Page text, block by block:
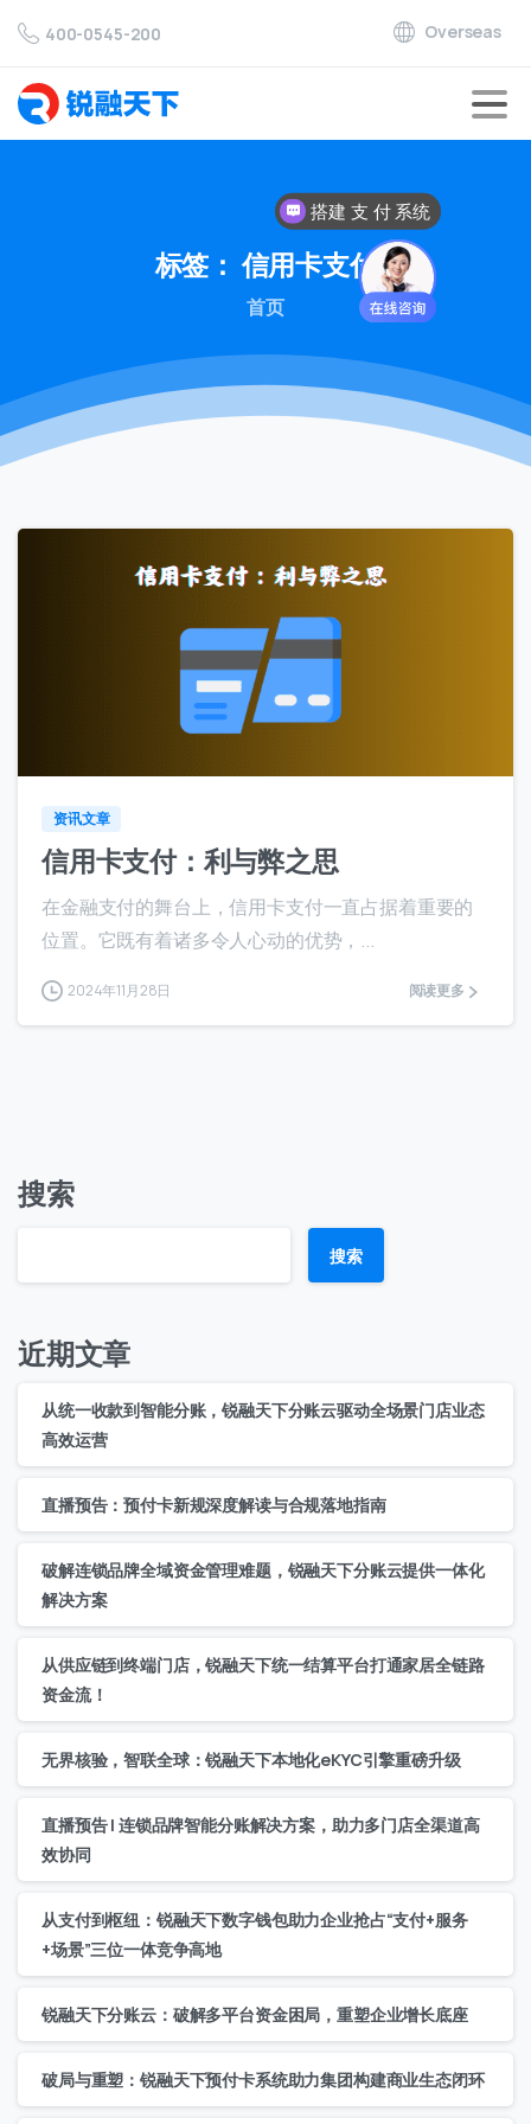
400-0545-200 Overseas
标签： 信用卡支付
首页
资讯文章
信用卡支付：利与弊之思
在金融支付的舞台上，信用卡支付一直占据着重要的
位置。它既有着诸多令人心动的优势，...
2024年11月28日 阅读更多
搜索
搜索
近期文章
从统一收款到智能分账，锐融天下分账云驱动全场景门店业态
高效运营
直播预告：预付卡新规深度解读与合规落地指南
破解连锁品牌全域资金管理难题，锐融天下分账云提供一体化
解决方案
从供应链到终端门店，锐融天下统一结算平台打通家居全链路
资金流！
无界核验，智联全球：锐融天下本地化eKYC引擎重磅升级
直播预告 | 连锁品牌智能分账解决方案，助力多门店全渠道高
效协同
从支付到枢纽：锐融天下数字钱包助力企业抢占“支付+服务
+场景”三位一体竞争高地
锐融天下分账云：破解多平台资金困局，重塑企业增长底座
破局与重塑：锐融天下预付卡系统助力集团构建商业生态闭环
搭建 支 付 系统